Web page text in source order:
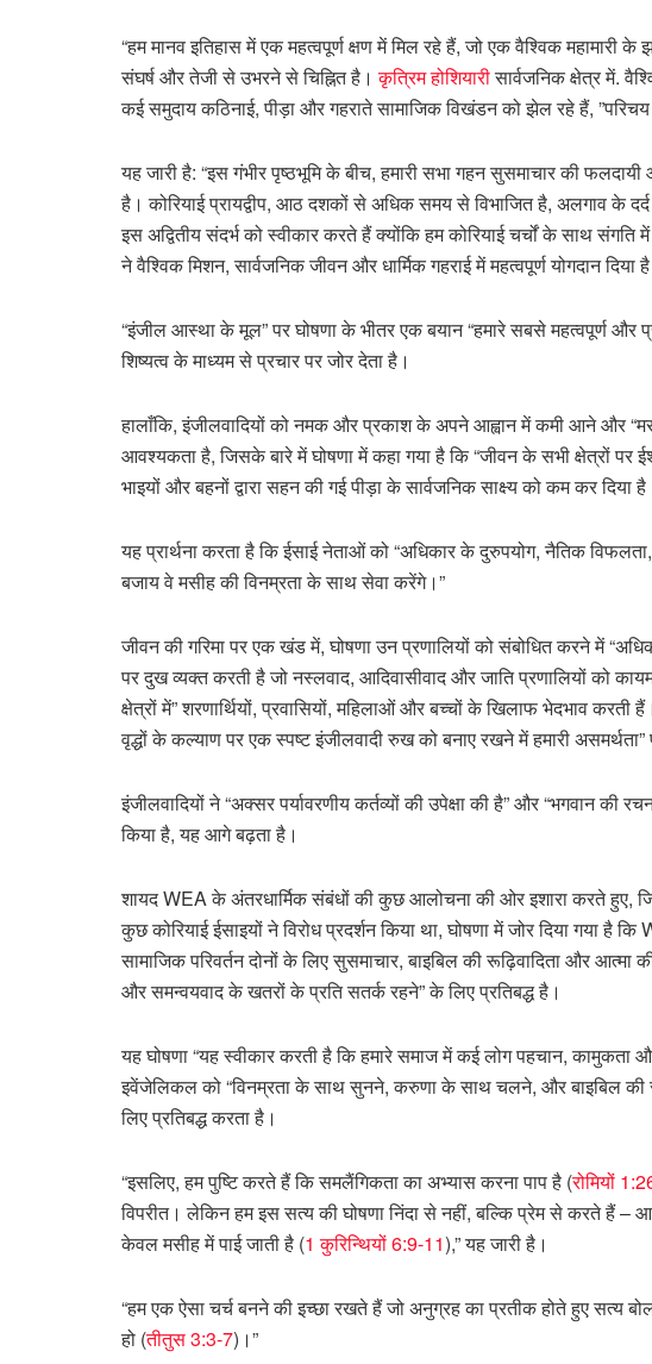
“हम मानव इतिहास में एक महत्वपूर्ण क्षण में मिल रहे हैं, जो एक वैश्विक महामारी
संघर्ष और तेजी से उभरने से चिह्नित है।कृत्रिम होशियारीसार्वजनिक क्षेत्र में.
कई समुदाय कठिनाई, पीड़ा और गहराते सामाजिक विखंडन को झेल रहे हैं,
यह जारी है: “इस गंभीर पृष्ठभूमि के बीच, हमारी सभा गहन सुसमाचार की फलदायी
है। कोरियाई प्रायद्वीप, आठ दशकों से अधिक समय से विभाजित है, अलगाव के
इस अद्वितीय संदर्भ को स्वीकार करते हैं क्योंकि हम कोरियाई चर्चों के साथ
ने वैश्विक मिशन, सार्वजनिक जीवन और धार्मिक गहराई में महत्वपूर्ण योगदान दिया
“इंजील आस्था के मूल” पर घोषणा के भीतर एक बयान “हमारे सबसे महत्वपूर्ण
शिष्यत्व के माध्यम से प्रचार पर जोर देता है।
हालाँकि, इंजीलवादियों को नमक और प्रकाश के अपने आह्वान में कमी आने और
आवश्यकता है, जिसके बारे में घोषणा में कहा गया है कि “जीवन के सभी क्षेत्रों पर
भाइयों और बहनों द्वारा सहन की गई पीड़ा के सार्वजनिक साक्ष्य को कम कर दिया
यह प्रार्थना करता है कि ईसाई नेताओं को “अधिकार के दुरुपयोग, नैतिक
बजाय वे मसीह की विनम्रता के साथ सेवा करेंगे।”
जीवन की गरिमा पर एक खंड में, घोषणा उन प्रणालियों को संबोधित करने में
पर दुख व्यक्त करती है जो नस्लवाद, आदिवासीवाद और जाति प्रणालियों को
क्षेत्रों में” शरणार्थियों, प्रवासियों, महिलाओं और बच्चों के खिलाफ भेदभाव करती
वृद्धों के कल्याण पर एक स्पष्ट इंजीलवादी रुख को बनाए रखने में हमारी
इंजीलवादियों ने “अक्सर पर्यावरणीय कर्तव्यों की उपेक्षा की है” और “भगवान की
किया है, यह आगे बढ़ता है।
शायद WEA के अंतरधार्मिक संबंधों की कुछ आलोचना की ओर इशारा करते हुए,
कुछ कोरियाई ईसाइयों ने विरोध प्रदर्शन किया था, घोषणा में जोर दिया गया है
सामाजिक परिवर्तन दोनों के लिए सुसमाचार, बाइबिल की रूढ़िवादिता और
और समन्वयवाद के खतरों के प्रति सतर्क रहने” के लिए प्रतिबद्ध है।
यह घोषणा “यह स्वीकार करती है कि हमारे समाज में कई लोग पहचान,
इवेंजेलिकल को “विनम्रता के साथ सुनने, करुणा के साथ चलने, और बाइबिल की
लिए प्रतिबद्ध करता है।
“इसलिए, हम पुष्टि करते हैं कि समलैंगिकता का अभ्यास करना पाप है (रोमियों
विपरीत। लेकिन हम इस सत्य की घोषणा निंदा से नहीं, बल्कि प्रेम से करते हैं
केवल मसीह में पाई जाती है (1 कुरिन्थियों 6:9-11),” यह जारी है।
“हम एक ऐसा चर्च बनने की इच्छा रखते हैं जो अनुग्रह का प्रतीक होते हुए सत्य
हो (तीतुस 3:3-7)।”